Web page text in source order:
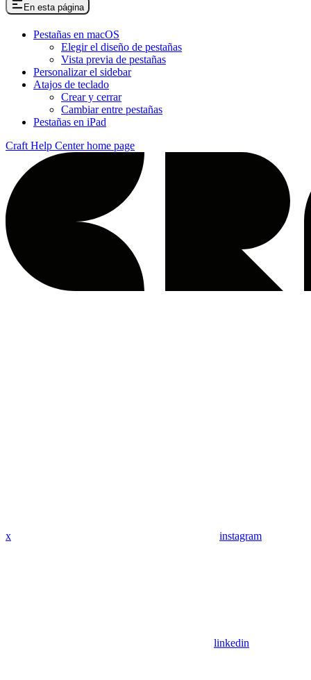
En esta página
Pestañas en macOS
Elegir el diseño de pestañas
Vista previa de pestañas
Personalizar el sidebar
Atajos de teclado
Crear y cerrar
Cambiar entre pestañas
Pestañas en iPad
Craft Help Centerhome page
x instagram
linkedin